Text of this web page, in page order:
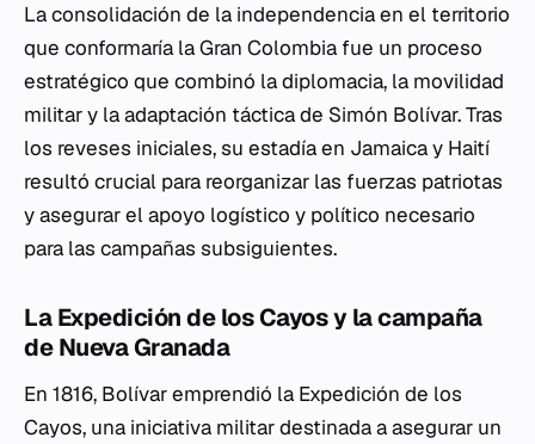
La consolidación de la independencia en el territorio
que conformaría la Gran Colombia fue un proceso
estratégico que combinó la diplomacia, la movilidad
militar y la adaptación táctica de Simón Bolívar. Tras
los reveses iniciales, su estadía en Jamaica y Haití
resultó crucial para reorganizar las fuerzas patriotas
y asegurar el apoyo logístico y político necesario
para las campañas subsiguientes.
La Expedición de los Cayos y la campaña
de Nueva Granada
En 1816, Bolívar emprendió la Expedición de los
Cayos, una iniciativa militar destinada a asegurar un